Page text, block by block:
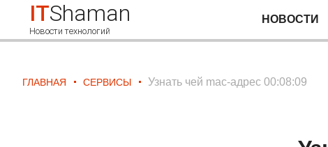
ITShaman
Новости технологий
НОВОСТИ
ГЛАВНАЯ СЕРВИСЫ Узнать чей mac-адрес 00:08:09